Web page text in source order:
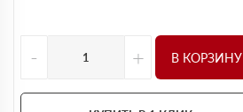
- + В КОРЗИНУ